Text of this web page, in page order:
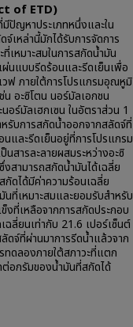
of ETD)
ปัญหาประเภทหนึ่งและใน
เหล่านี้มักได้รับการจัดการ
เหมาะสมในการสกัดน้ำมัน
นแบบรีดร้อนและรีดเย็นเพื่อ
วฟ ภายใต้การโปรแกรมอุณหูมิ
อะซิโตน นอร์มัลเอกชน
อร์มัลเฮกเซน ในอัตราส่วน 1
รับการสกัดน้ำออกจากสลัดจ์ที่
และรีดเย็นอยู่ที่การโปรแกรม
สารละลายผสมระหว่างอะซิ
สามารถสกัดน้ำมันได้เฉลี่ย
ดได้มีค่าความร้อนเฉลี่ย
ที่เหมาะสมและยอมรับสำหรับ
งที่เหลือจากการสกัดประกอบ
ฉลี่ยนเท่ากับ 21.6 เปอร์เซ็นต์
ดจ์ที่ผ่านมาการรีดน้ำแล้วจาก
ทดลองภายใต้สภาวะที่แตก
อกรัมของน้ำมันที่สกัดได้